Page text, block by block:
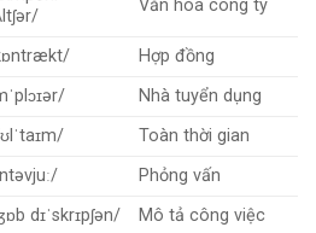
Văn hóa công ty
Hợp đồng
Nhà tuyển dụng
Toàn thời gian
Phỏng vấn
dɪˈskrɪpʃən/
Mô tả công việc